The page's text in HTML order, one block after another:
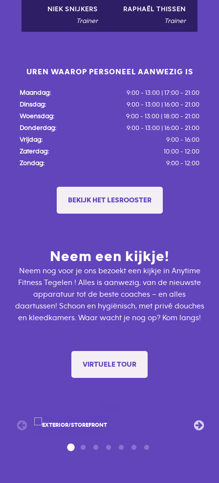
NIEK SNIJKERS
Trainer
RAPHAËL THISSEN
Trainer
UREN WAAROP PERSONEEL AANWEZIG IS
Maandag:
9:00 - 13:00 | 17:00 - 21:00
Dinsdag:
9:00 - 13:00 | 16:00 - 21:00
Woensdag:
9:00 - 13:00 | 18:00 - 21:00
Donderdag:
9:00 - 13:00 | 16:00 - 21:00
Vrijdag:
9:00 - 16:00
Zaterdag:
10:00 - 12:00
Zondag:
9:00 - 12:00
BEKIJK HET LESROOSTER
Neem een kijkje!
Neem nog voor je ons bezoekt een kijkje in Anytime
Fitness Tegelen ! Alles is aanwezig, van de nieuwste
apparatuur tot de beste coaches – en alles
daartussen! Schoon en hygiënisch, met privé douches
en kleedkamers. Waar wacht je nog op? Kom langs!
VIRTUELE TOUR